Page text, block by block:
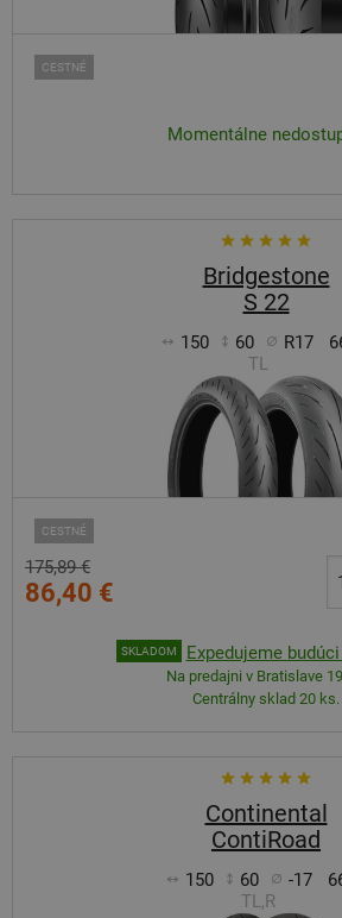
CESTNÉ
Momentálne
Bridgestone
S 22
150 60 R17
TL
CESTNÉ
175,89 €
86,40 €
SKLADOM Expedujeme
Na predajni v Bratislave
Centrálny sklad 20 ks.
Continental
ContiRoad
150 60 -17
TL,R